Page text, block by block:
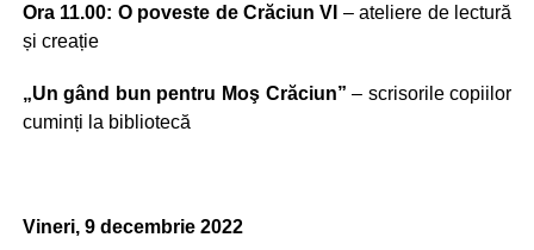
Ora 11.00: O poveste de Crăciun VI – ateliere de lectură
și creație
„Un gând bun pentru Moş Crăciun” – scrisorile copiilor
cuminți la bibliotecă
Vineri, 9 decembrie 2022